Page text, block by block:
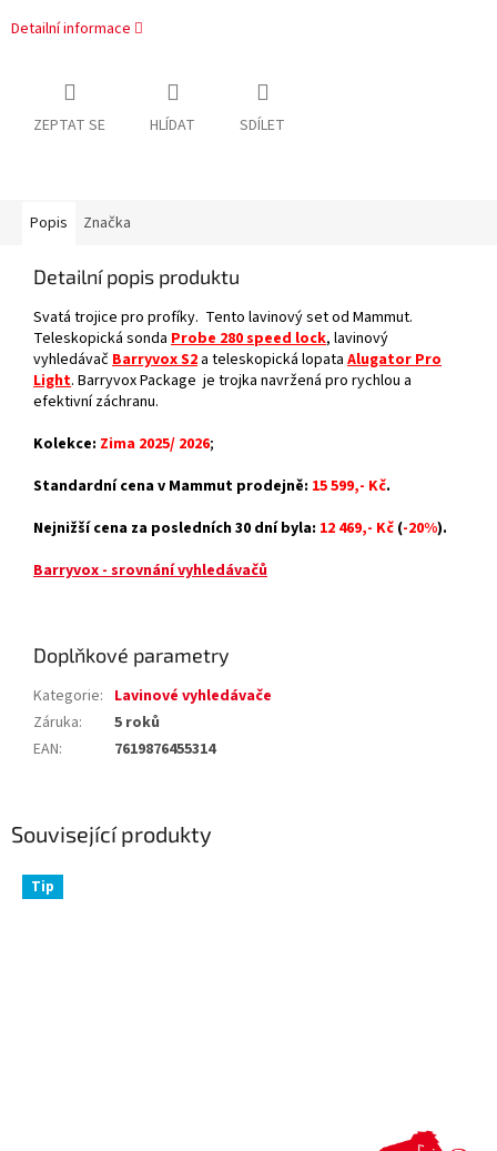
Detailní informace
ZEPTAT SE HLÍDAT SDÍLET
Související produkty
Tip
Popis Značka
Detailní popis produktu
Svatá trojice pro profíky. Tento lavinový set od Mammut.
Teleskopická sonda Probe 280 speed lock, lavinový
vyhledávačBarryvox S2 a teleskopická lopata Alugator Pro
Light. Barryvox Package je trojka navržená pro rychlou a
efektivní záchranu.
Kolekce: Zima 2025/ 2026;
Standardní cena v Mammut prodejně: 15 599,- Kč.
Nejnižší cena za posledních 30 dní byla: 12 469,- Kč (-20%).
Barryvox - srovnání vyhledávačů
Doplňkové parametry
Kategorie: Lavinové vyhledávače
Záruka:
5 roků
EAN: 7619876455314